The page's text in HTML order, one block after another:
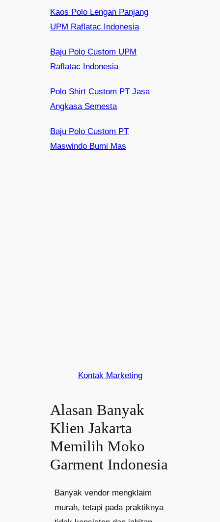
Kaos Polo Lengan Panjang
UPM Raflatac Indonesia
Baju Polo Custom UPM
Raflatac Indonesia
Polo Shirt Custom PT Jasa
Angkasa Semesta
Baju Polo Custom PT
Maswindo Bumi Mas
Kontak Marketing
Alasan Banyak
Klien Jakarta
Memilih Moko
Garment Indonesia
Banyak vendor mengklaim
murah, tetapi pada praktiknya